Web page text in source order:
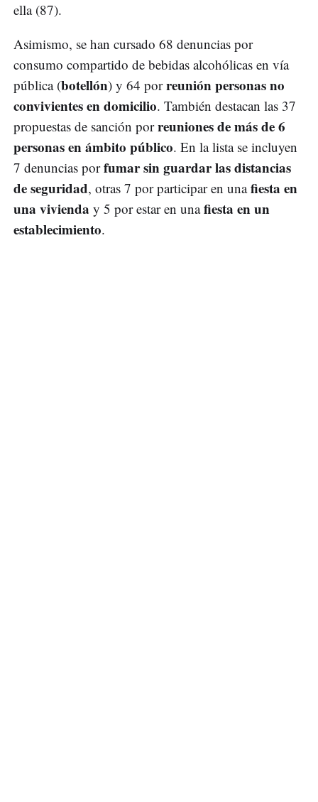
ella (87).
Asimismo, se han cursado 68 denuncias por
consumo compartido de bebidas alcohólicas en vía
pública (botellón) y 64 porreunión personas no
convivientes en domicilio. También destacan las 37
propuestas de sanción porreuniones de más de 6
personas en ámbito público. En la lista se incluyen
7 denuncias porfumar sin guardar las distancias
de seguridad, otras 7 por participar en unafiesta en
una vivienda y 5 por estar en unafiesta en un
establecimiento.